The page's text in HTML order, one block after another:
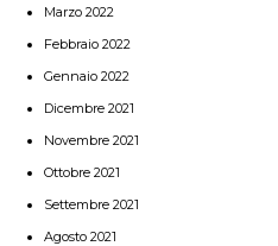
Marzo 2022
Febbraio 2022
Gennaio 2022
Dicembre 2021
Novembre 2021
Ottobre 2021
Settembre 2021
Agosto 2021